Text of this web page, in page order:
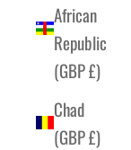
African
Republic
(GBP £)
Chad
(GBP £)